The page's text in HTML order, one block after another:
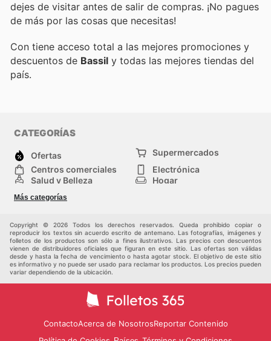
dejes de visitar antes de salir de compras. ¡No pagues
de más por las cosas que necesitas!
Con tiene acceso total a las mejores promociones y
descuentos de Bassil y todas las mejores tiendas del
país.
CATEGORÍAS
Ofertas
Supermercados
Centros comerciales
Electrónica
Salud y Belleza
Hogar
Construcción
Más categorías
Copyright © 2026 Todos los derechos reservados. Queda prohibido copiar o
reproducir los textos sin acuerdo escrito de antemano. Las fotografías, imágenes y
folletos de los productos son sólo a fines ilustrativos. Las precios con descuentos
vienen de distribuidores oficiales que figuran en este sitio. Las ofertas son válidas
desde y hasta la fecha de vencimiento o hasta agotar stock. El objetivo de este sitio
es informativo y no puede ser usado para reclamar los productos. Los precios pueden
variar dependiendo de la ubicación.
ContactoAcerca de NosotrosReportar Contenido